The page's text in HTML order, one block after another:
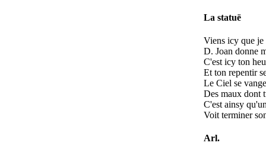
La statuë
Viens icy que je
D. Joan donne
C'est icy ton
Et ton repentir
Le Ciel se
Des maux dont
C'est ainsy
Voit terminer
Arl.